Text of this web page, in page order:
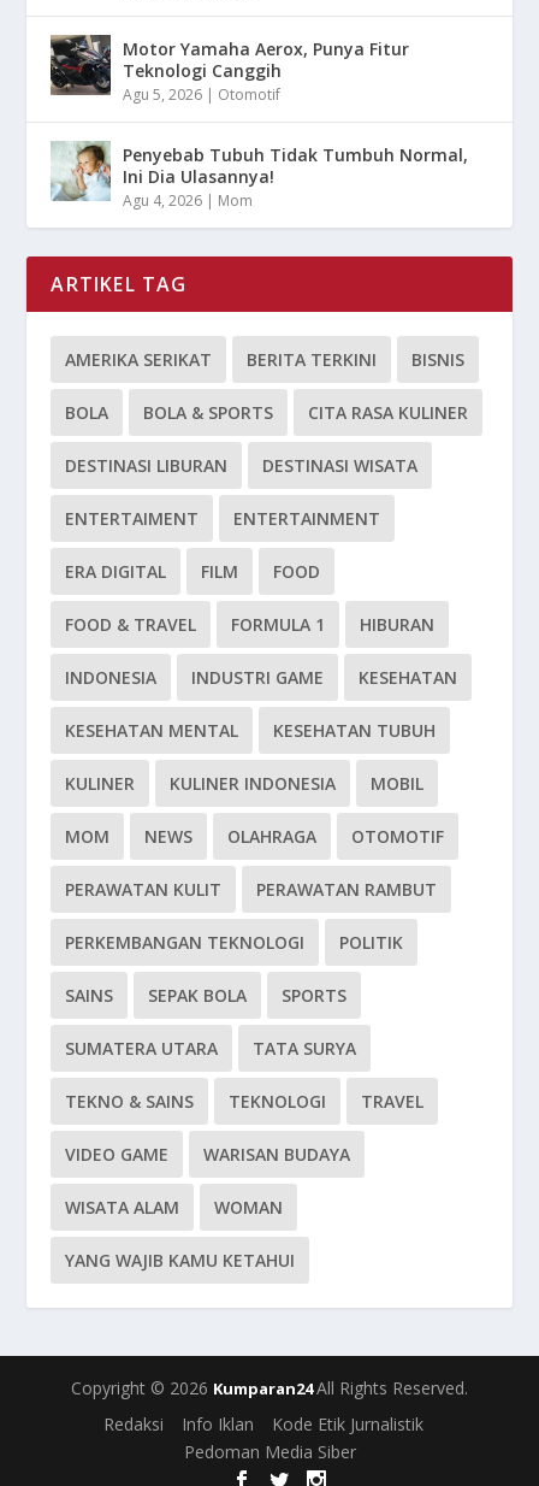
Motor Yamaha Aerox, Punya Fitur
Teknologi Canggih
Agu 5, 2026 | Otomotif
Penyebab Tubuh Tidak Tumbuh Normal,
Ini Dia Ulasannya!
Agu 4, 2026 | Mom
ARTIKEL TAG
AMERIKA SERIKAT BERITA TERKINI BISNIS
BOLA BOLA & SPORTS CITA RASA KULINER
DESTINASI LIBURAN DESTINASI WISATA
ENTERTAIMENT ENTERTAINMENT
ERA DIGITAL FILM FOOD
FOOD & TRAVEL FORMULA 1 HIBURAN
INDONESIA INDUSTRI GAME KESEHATAN
KESEHATAN MENTAL KESEHATAN TUBUH
KULINER KULINER INDONESIA MOBIL
MOM NEWS OLAHRAGA OTOMOTIF
PERAWATAN KULIT PERAWATAN RAMBUT
PERKEMBANGAN TEKNOLOGI POLITIK
SAINS SEPAK BOLA SPORTS
SUMATERA UTARA TATA SURYA
TEKNO & SAINS TEKNOLOGI TRAVEL
VIDEO GAME WARISAN BUDAYA
WISATA ALAM WOMAN
YANG WAJIB KAMU KETAHUI
Copyright © 2026 Kumparan24All Rights Reserved.
Redaksi
Info Iklan
Kode Etik Jurnalistik
Pedoman Media Siber